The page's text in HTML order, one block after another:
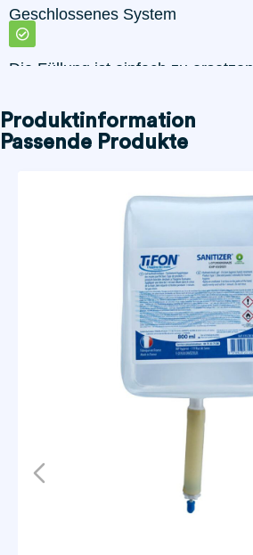
Geschlossenes System
Die Füllung ist einfach zu ersetzen
Produktinformation
Passende Produkte